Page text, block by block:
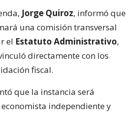
Jorge Quiroz, informó que
una comisión transversal
el Estatuto Administrativo,
directamente con los
fiscal.
que la instancia será
independiente y